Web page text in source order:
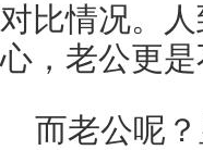
对比情况。
心，老公更是
而老公呢